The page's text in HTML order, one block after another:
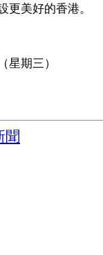
更美好的香港。
星期三）
聞